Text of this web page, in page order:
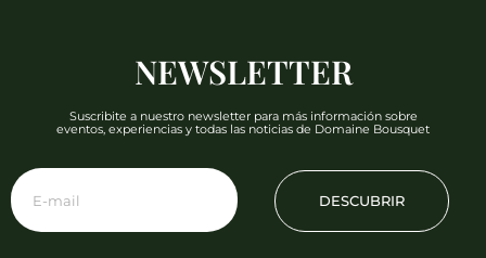
NEWSLETTER
Suscribite a nuestro newsletter para más información sobre
eventos, experiencias y todas las noticias de Domaine Bousquet
DESCUBRIR